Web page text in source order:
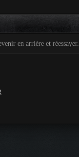
en arrière et réessayer.